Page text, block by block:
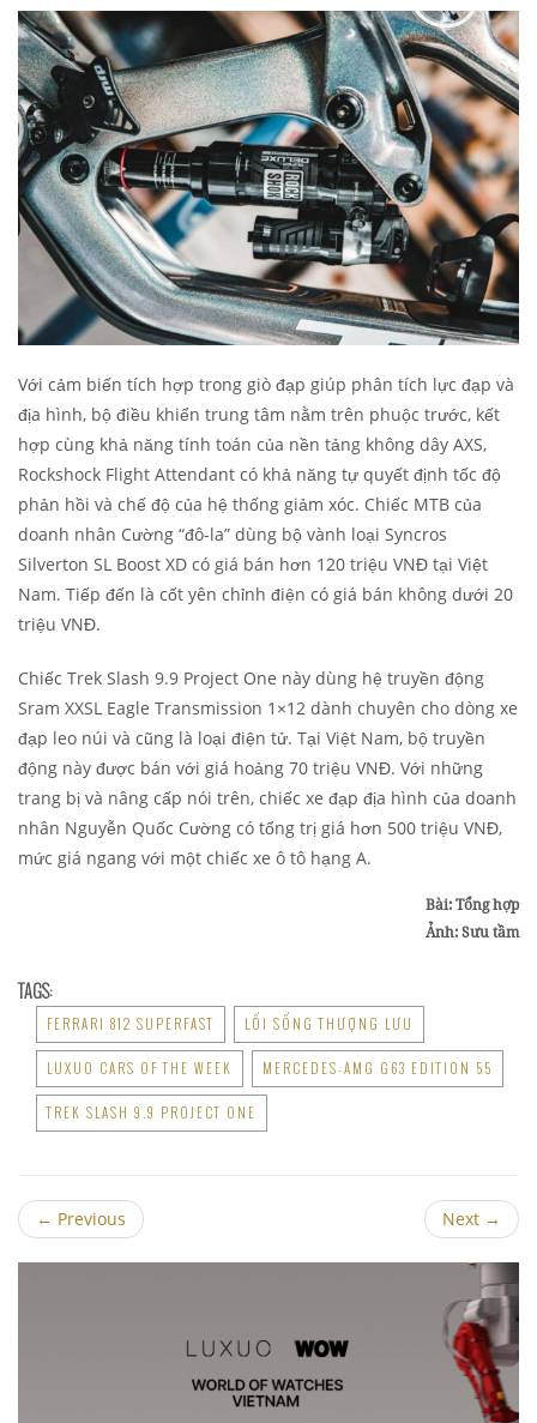
Với cảm biến tích hợp trong giò đạp giúp phân tích lực đạp và
địa hình, bộ điều khiển trung tâm nằm trên phuộc trước, kết
hợp cùng khả năng tính toán của nền tảng không dây AXS,
Rockshock Flight Attendant có khả năng tự quyết định tốc độ
phản hồi và chế độ của hệ thống giảm xóc. Chiếc MTB của
doanh nhân Cường “đô-la” dùng bộ vành loại Syncros
Silverton SL Boost XD có giá bán hơn 120 triệu VNĐ tại Việt
Nam. Tiếp đến là cốt yên chỉnh điện có giá bán không dưới 20
triệu VNĐ.
Chiếc Trek Slash 9.9 Project One này dùng hệ truyền động
Sram XXSL Eagle Transmission 1×12 dành chuyên cho dòng xe
đạp leo núi và cũng là loại điện tử. Tại Việt Nam, bộ truyền
động này được bán với giá hoảng 70 triệu VNĐ. Với những
trang bị và nâng cấp nói trên, chiếc xe đạp địa hình của doanh
nhân Nguyễn Quốc Cường có tổng trị giá hơn 500 triệu VNĐ,
mức giá ngang với một chiếc xe ô tô hạng A.
Bài: Tổng hợp
Ảnh: Sưu tầm
TAGS:
FERRARI 812 SUPERFAST LỐI SỐNG THƯỢNG LƯU
LUXUO CARS OF THE WEEK MERCEDES-AMG G63 EDITION 55
TREK SLASH 9.9 PROJECT ONE
← Previous Next →